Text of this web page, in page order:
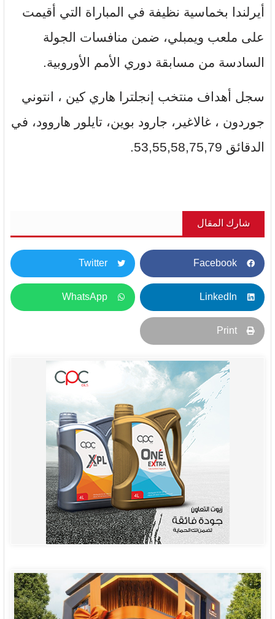
أيرلندا بخماسية نظيفة في المباراة التي أقيمت
على ملعب ويمبلي، ضمن منافسات الجولة
السادسة من مسابقة دوري الأمم الأوروبية.
سجل أهداف منتخب إنجلترا هاري كين ، انتوني
جوردون ، غالاغير، جارود بوين، تايلور هاروود، في
الدقائق 53,55,58,75,79.
شارك المقال
Facebook
Twitter
LinkedIn
WhatsApp
Print